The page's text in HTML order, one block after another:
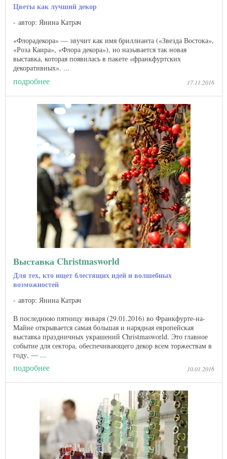
Цветы как лучший декор
автор: Янина Катрач
«Флорадекора» — звучит как имя бриллианта («Звезда Востока»,
«Роза Каира», «Флора декора»), но называется так новая
выставка, которая появилась в пакете «франкфуртских
декоративных». ...
подробнее 17.11.2016
Выставка Christmasworld
Для тех, кто ищет блестящих идей и волшебных
возможностей
автор: Янина Катрач
В последнюю пятницу января (29.01.2016) во Франкфурте-на-
Майне открывается самая большая и нарядная европейская
выставка праздничных украшений Christmasworld. Это главное
событие для сектора, обеспечивающего декор всем торжествам в
году, — ...
подробнее 10.01.2016